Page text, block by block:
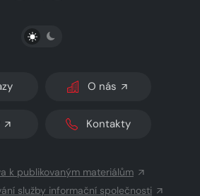
PŘEPNOUT SVĚTLÝ/TMAVÝ REŽIM
O nás
Kontakty
k publikovaným materiálům
služby informační společnosti